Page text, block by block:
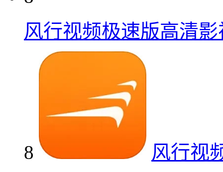
风行视频极速版高清
8
风行视